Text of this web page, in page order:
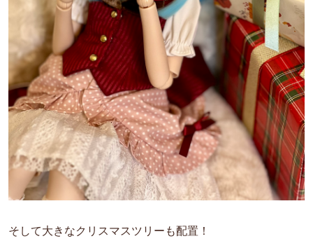
そして大きなクリスマスツリーも配置！